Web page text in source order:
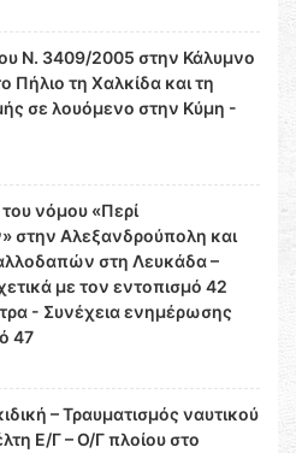
Ν. 3409/2005 στην Κάλυμνο
τη Χαλκίδα και τη
σε λουόμενο στην Κύμη -
νόμου «Περί
στην Αλεξανδρούπολη και
στη Λευκάδα –
με τον εντοπισμό 42
- Συνέχεια ενημέρωσης
47
– Τραυματισμός ναυτικού
Ε/Γ – Ο/Γ πλοίου στο